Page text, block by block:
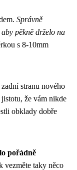
Správně
pěkně drželo na
s 8-10mm
stranu nového
že vám nikde
obklady dobře
pořádně
vezměte taky něco